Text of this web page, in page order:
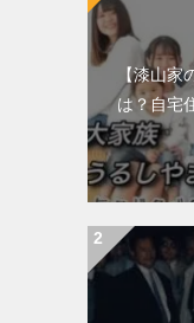
【漆山
は？自宅